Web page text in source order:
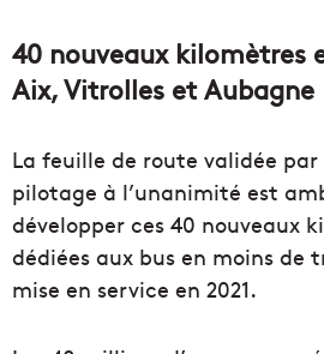
40 nouveaux kilomètres
Aix, Vitrolles et Aubagne
La feuille de route validée
pilotage à l’unanimité est
développer ces 40 nouveaux
dédiées aux bus en moins de
mise en service en 2021.